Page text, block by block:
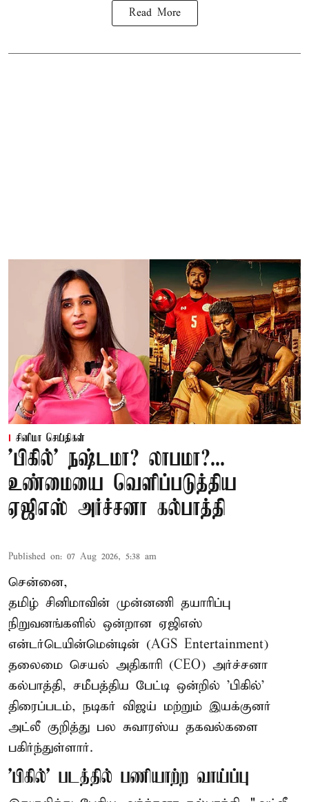
Read More
சினிமா செய்திகள்
'பிகில்' நஷ்டமா? லாபமா?...
உண்மையை வெளிப்படுத்திய
ஏஜிஎஸ் அர்ச்சனா கல்பாத்தி
Published on: 07 Aug 2026, 5:38 am
சென்னை,
தமிழ் சினிமாவின் முன்னணி தயாரிப்பு
நிறுவனங்களில் ஒன்றான ஏஜிஎஸ்
என்டர்டெயின்மென்டின் (AGS Entertainment)
தலைமை செயல் அதிகாரி (CEO) அர்ச்சனா
கல்பாத்தி, சமீபத்திய பேட்டி ஒன்றில் 'பிகில்'
திரைப்படம், நடிகர் விஜய் மற்றும் இயக்குனர்
அட்லீ குறித்து பல சுவாரஸ்ய தகவல்களை
பகிர்ந்துள்ளார்.
'பிகில்' படத்தில் பணியாற்ற வாய்ப்பு